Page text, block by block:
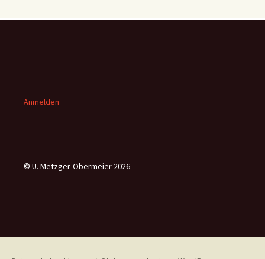
Anmelden
© U. Metzger-Obermeier 2026